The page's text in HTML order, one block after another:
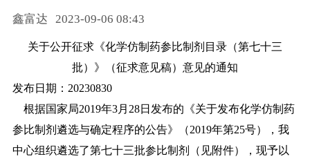
鑫富达 2023-09-06 08:43
关于公开征求《化学仿制药参比制剂目录（第七十三
批）》（征求意见稿）意见的通知
发布日期：20230830
根据国家局2019年3月28日发布的《关于发布化学仿制药
参比制剂遴选与确定程序的公告》（2019年第25号），我
中心组织遴选了第七十三批参比制剂（见附件），现予以